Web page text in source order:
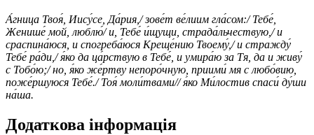
А́гница Твоя́, Иису́се, Да́рия,/ зове́т ве́лиим гла́сом:/ Тебе́,
Женише́ мой, люблю́/ и, Тебе́ и́щущи, страда́льчествую,/ и
сраспина́юся, и спогреба́юся Креще́нию Твоему́,/ и стражду́
Тебе́ ра́ди,/ я́ко да ца́рствую в Тебе́, и умира́ю за Тя, да и живу́
с Тобо́ю;/ но, я́ко же́ртву непоро́чную, приими́ мя с любо́вию,
поже́ршуюся Тебе́./ Тоя́ моли́твами// я́ко Ми́лостив спаси́ ду́ши
на́ша.
Додаткова інформація